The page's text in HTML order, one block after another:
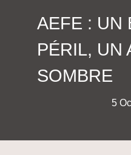
AEFE : UN
PÉRIL, UN
SOMBRE
5